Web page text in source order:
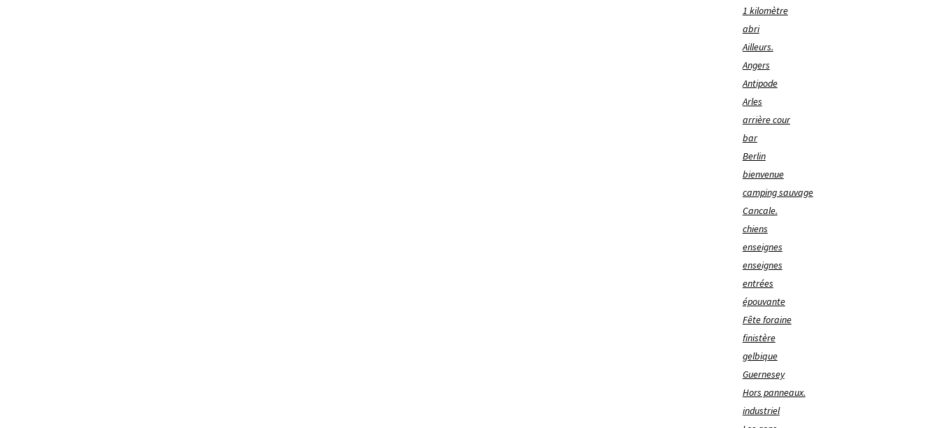
1 kilomètre
abri
Ailleurs.
Angers
Antipode
Arles
arrière cour
bar
Berlin
bienvenue
camping sauvage
Cancale.
chiens
enseignes
enseignes
entrées
épouvante
Fête foraine
finistère
gelbique
Guernesey
Hors panneaux.
industriel